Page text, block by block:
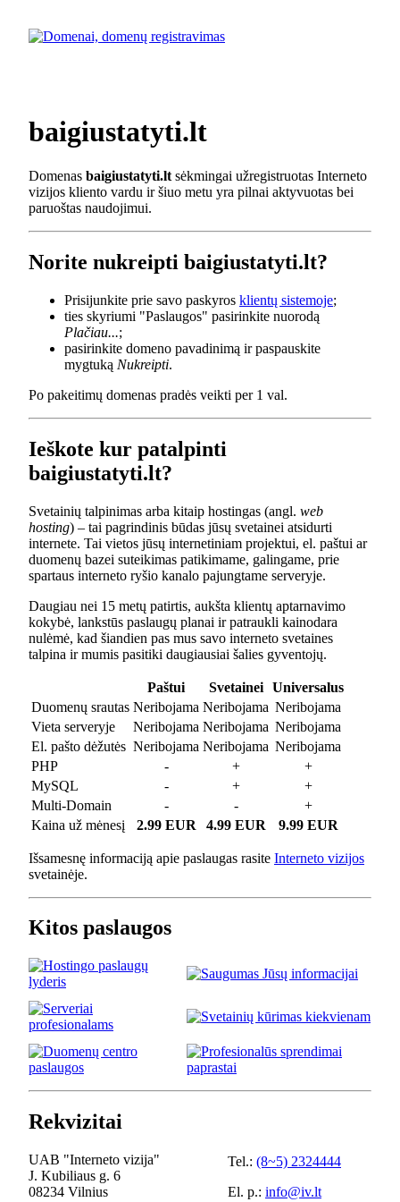
baigiustatyti.lt
Domenas baigiustatyti.lt sėkmingai užregistruotas Interneto
vizijos kliento vardu ir šiuo metu yra pilnai aktyvuotas bei
paruoštas naudojimui.
Norite nukreipti baigiustatyti.lt?
Prisijunkite prie savo paskyros klientų sistemoje;
ties skyriumi "Paslaugos" pasirinkite nuorodą
Plačiau...;
pasirinkite domeno pavadinimą ir paspauskite
mygtuką Nukreipti.
Po pakeitimų domenas pradės veikti per 1 val.
Ieškote kur patalpinti
baigiustatyti.lt?
Svetainių talpinimas arba kitaip hostingas (angl. web
hosting) – tai pagrindinis būdas jūsų svetainei atsidurti
internete. Tai vietos jūsų internetiniam projektui, el. paštui ar
duomenų bazei suteikimas patikimame, galingame, prie
spartaus interneto ryšio kanalo pajungtame serveryje.
Daugiau nei 15 metų patirtis, aukšta klientų aptarnavimo
kokybė, lankstūs paslaugų planai ir patraukli kainodara
nulėmė, kad šiandien pas mus savo interneto svetaines
talpina ir mumis pasitiki daugiausiai šalies gyventojų.
Paštui Svetainei
Universalus
Duomenų srautas Neribojama Neribojama Neribojama
Vieta serveryje
Neribojama Neribojama Neribojama
El. pašto dėžutės Neribojama Neribojama Neribojama
PHP
- +
+
MySQL
- +
+
Multi-Domain
- -
+
Kaina už mėnesį
2.99 EUR 4.99 EUR 9.99 EUR
Išsamesnę informaciją apie paslaugas rasite Interneto vizijos
svetainėje.
Kitos paslaugos
Rekvizitai
UAB "Interneto vizija"
J. Kubiliaus g. 6
08234 Vilnius
Tel.: (8~5) 2324444
El. p.: info@iv.lt